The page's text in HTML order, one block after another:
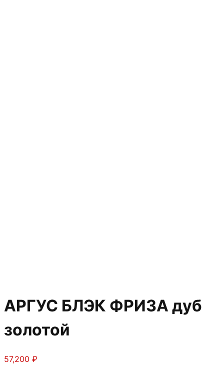
АРГУС БЛЭК ФРИЗА дуб
золотой
57,200 ₽